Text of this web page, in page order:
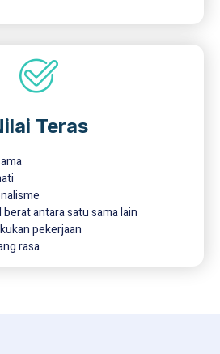
Teras
antara satu sama lain
pekerjaan
rasa